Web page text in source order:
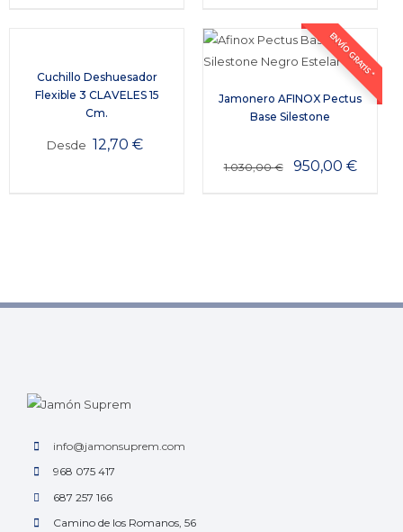
Cuchillo Deshuesador
Flexible 3 CLAVELES 15
Cm.
Desde 12,70€
ENVÍO GRATIS *
Jamonero AFINOX Pectus
Base Silestone
1.030,00€ 950,00 €
info@jamonsuprem.com
968 075 417
687 257 166
Camino de los Romanos, 56